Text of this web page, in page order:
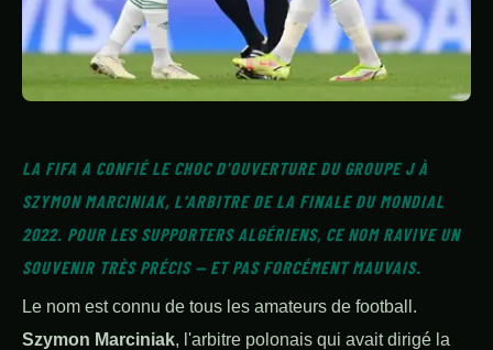
LA FIFA A CONFIÉ LE CHOC D'OUVERTURE DU GROUPE J À
SZYMON MARCINIAK, L'ARBITRE DE LA FINALE DU MONDIAL
2022. POUR LES SUPPORTERS ALGÉRIENS, CE NOM RAVIVE UN
SOUVENIR TRÈS PRÉCIS — ET PAS FORCÉMENT MAUVAIS.
Le nom est connu de tous les amateurs de football.
Szymon Marciniak, l'arbitre polonais qui avait dirigé la